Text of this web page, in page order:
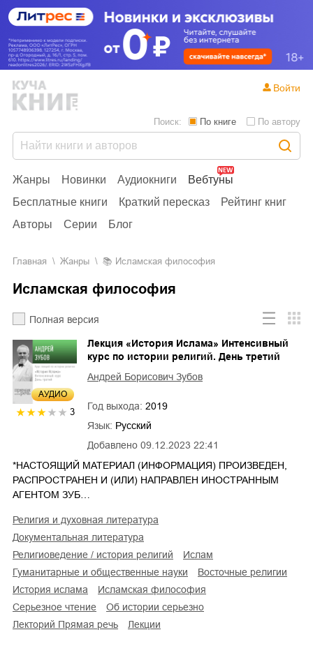
Жанры Новинки Аудиокниги
Вебтуны
Бесплатные книги
Краткий пересказ
Рейтинг книг
Авторы
Серии Блог
Поиск: По книге По автору
Войти
Главная Жанры Исламская философия
Исламская философия
Полная версия
AУДИО
3
Добавлено 09.12.2023 22:41
Лекция «История Ислама» Интенсивный
курс по истории религий. День третий
Андрей Борисович Зубов
Год выхода: 2019
Язык: Русский
*НАСТОЯЩИЙ МАТЕРИАЛ (ИНФОРМАЦИЯ) ПРОИЗВЕДЕН,
РАСПРОСТРАНЕН И (ИЛИ) НАПРАВЛЕН ИНОСТРАННЫМ
АГЕНТОМ ЗУБ…
религия и духовная литература
документальная литература
религиоведение / история религий
ислам
гуманитарные и общественные науки
восточные религии
история ислама
исламская философия
серьезное чтение
об истории серьезно
лекторий Прямая речь
лекции